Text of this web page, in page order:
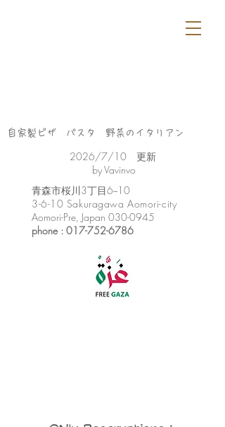
自家製ピザ パスタ 野菜のイタリアン
​2026/7/10 更新
by Vavinvo
​青森市桜川3丁目6−10
3-6-10 Sakuragawa Aomori-city
Aomori-Pre, Japan 030-0945
phone : 017-752-6786